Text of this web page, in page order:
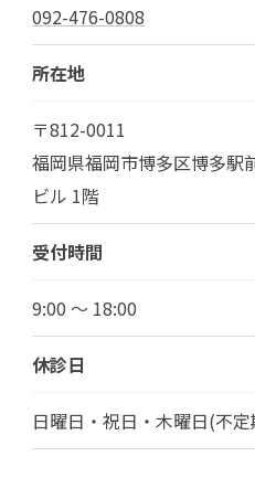
092-476-0808
所在地
〒812-0011
福岡県福岡市博多区博多駅
ビル 1階
受付時間
9:00 ～ 18:00
休診日
日曜日・祝日・木曜日(不定